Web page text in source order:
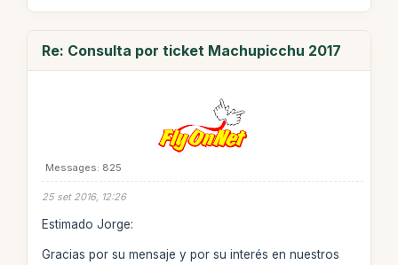
Re: Consulta por ticket Machupicchu 2017
Messages: 825
25 set 2016, 12:26
Estimado Jorge:
Gracias por su mensaje y por su interés en nuestros